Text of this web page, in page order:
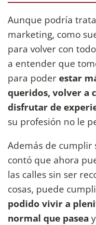
Aunque podría
marketing, como
para volver con
a entender que
para poder estar
queridos, volver a
disfrutar de
su profesión no le
Además de cumplir
contó que ahora
las calles sin ser
cosas, puede
podido vivir a
normal que pasea